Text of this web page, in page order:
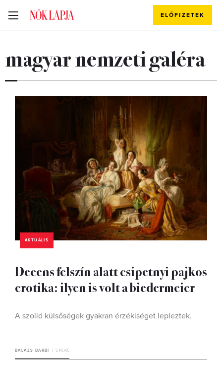
ELŐFIZETEK
magyar nemzeti galéra
AKTUÁLIS
Decens felszín alatt csipetnyi pajkos
erotika: ilyen is volt a biedermeier
A szolid külsőségek gyakran érzékiséget lepleztek.
BALÁZS BARBI 5 PERC